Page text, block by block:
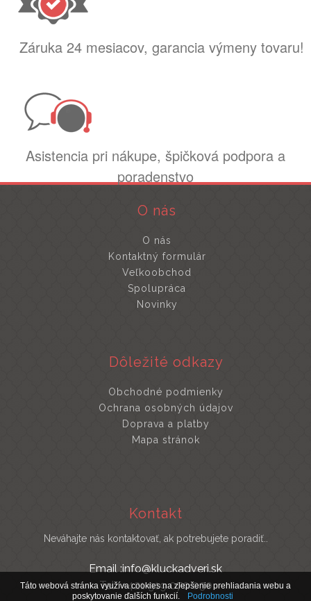
Záruka 24 mesiacov, garancia výmeny tovaru!
Asistencia pri nákupe, špičková podpora a
poradenstvo
O nás
O nás
Kontaktný formulár
Veľkoobchod
Spolupráca
Novinky
Dôležité odkazy
Obchodné podmienky
Ochrana osobných údajov
Doprava a platby
Mapa stránok
Kontakt
Neváhajte nás kontaktovať, ak potrebujete poradiť..
Email :info@kluckadveri.sk
Tel : +421 919 070 030
Táto webová stránka využíva cookies na zlepšenie prehliadania webu a
poskytovanie ďalších funkcií.
Podrobnosti